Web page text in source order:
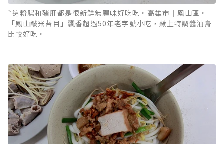
ˋ這粉腸和豬肝都是很新鮮無腥味好吃吃。高雄市｜鳳山區。
「鳳山鹹米苔目」飄香超過50年老字號小吃，蘸上特調醬油膏
比較好吃。